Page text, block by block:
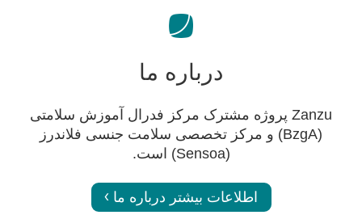
درباره ما
Zanzu پروژه مشترک مرکز فدرال آموزش سلامتی
(BzgA) و مرکز تخصصی سلامت جنسی فلاندرز
(Sensoa) است.
اطلاعات بیشتر درباره ما